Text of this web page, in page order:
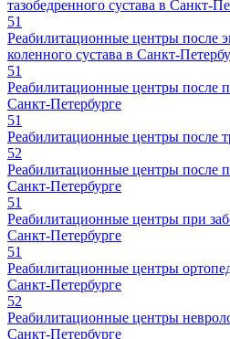
тазобедренного сустава в Санкт-
51
Реабилитационные центры после
коленного сустава в Санкт-
51
Реабилитационные центры после
Санкт-Петербурге
51
Реабилитационные центры после
52
Реабилитационные центры после
Санкт-Петербурге
51
Реабилитационные центры при
Санкт-Петербурге
51
Реабилитационные центры
Санкт-Петербурге
52
Реабилитационные центры
Санкт-Петербурге